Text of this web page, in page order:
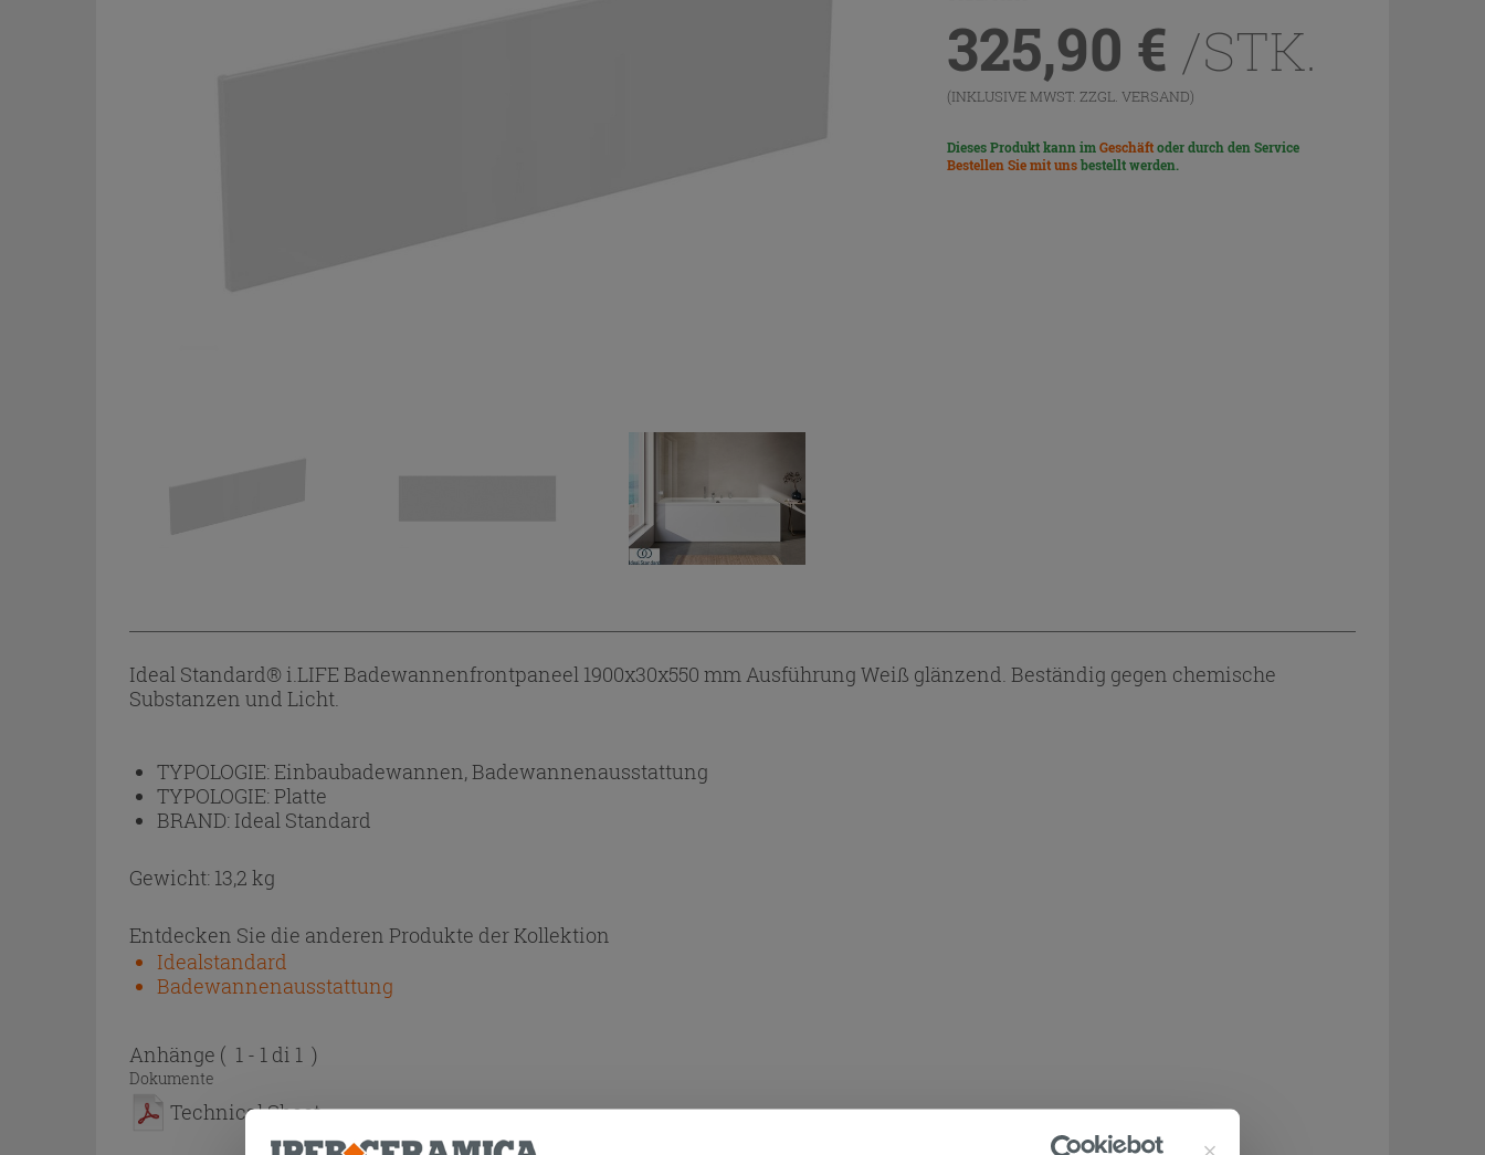
325,90 € /STK.
(INKLUSIVE MWST. ZZGL. VERSAND)
Dieses Produkt kann imGeschäftoder durch den Service
Bestellen Sie mit unsbestellt werden.
Ideal Standard® i.LIFE Badewannenfrontpaneel 1900x30x550 mm Ausführung Weiß glänzend. Beständig gegen chemische
Substanzen und Licht.
TYPOLOGIE:Einbaubadewannen, Badewannenausstattung
TYPOLOGIE:Platte
BRAND: Ideal Standard
Gewicht: 13,2 kg
Entdecken Sie die anderen Produkte der Kollektion
Idealstandard
Badewannenausstattung
Anhänge ( 1 - 1 di 1 )
Dokumente
Technical Sheet